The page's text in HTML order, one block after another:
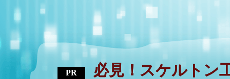
必見！スケルトン
必見！スケルトン